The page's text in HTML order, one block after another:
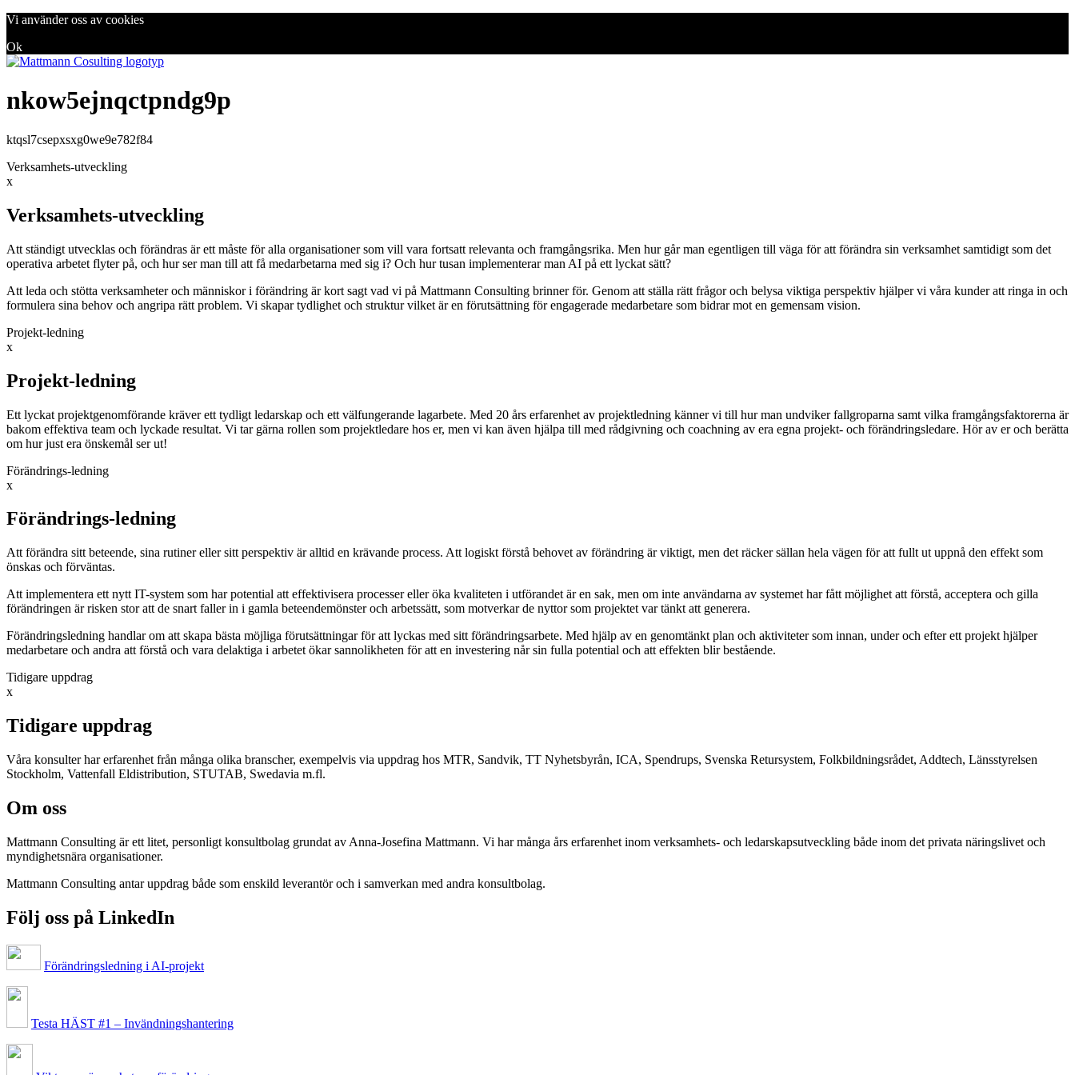
Vi använder oss av cookies
Ok
nkow5ejnqctpndg9p
ktqsl7csepxsxg0we9e782f84
Verksamhets-utveckling
x
Verksamhets-utveckling
Att ständigt utvecklas och förändras är ett måste för alla organisationer som vill vara fortsatt relevanta och framgångsrika. Men hur går man egentligen till väga för att förändra sin verksamhet samtidigt som det
operativa arbetet flyter på, och hur ser man till att få medarbetarna med sig i? Och hur tusan implementerar man AI på ett lyckat sätt?
Att leda och stötta verksamheter och människor i förändring är kort sagt vad vi på Mattmann Consulting brinner för. Genom att ställa rätt frågor och belysa viktiga perspektiv hjälper vi våra kunder att ringa in och
formulera sina behov och angripa rätt problem. Vi skapar tydlighet och struktur vilket är en förutsättning för engagerade medarbetare som bidrar mot en gemensam vision.
Projekt-ledning
x
Projekt-ledning
Ett lyckat projektgenomförande kräver ett tydligt ledarskap och ett välfungerande lagarbete. Med 20 års erfarenhet av projektledning känner vi till hur man undviker fallgroparna samt vilka framgångsfaktorerna är
bakom effektiva team och lyckade resultat. Vi tar gärna rollen som projektledare hos er, men vi kan även hjälpa till med rådgivning och coachning av era egna projekt- och förändringsledare. Hör av er och berätta
om hur just era önskemål ser ut!
Förändrings-ledning
x
Förändrings-ledning
Att förändra sitt beteende, sina rutiner eller sitt perspektiv är alltid en krävande process. Att logiskt förstå behovet av förändring är viktigt, men det räcker sällan hela vägen för att fullt ut uppnå den effekt som
önskas och förväntas.
Att implementera ett nytt IT-system som har potential att effektivisera processer eller öka kvaliteten i utförandet är en sak, men om inte användarna av systemet har fått möjlighet att förstå, acceptera och gilla
förändringen är risken stor att de snart faller in i gamla beteendemönster och arbetssätt, som motverkar de nyttor som projektet var tänkt att generera.
Förändringsledning handlar om att skapa bästa möjliga förutsättningar för att lyckas med sitt förändringsarbete. Med hjälp av en genomtänkt plan och aktiviteter som innan, under och efter ett projekt hjälper
medarbetare och andra att förstå och vara delaktiga i arbetet ökar sannolikheten för att en investering når sin fulla potential och att effekten blir bestående.
Tidigare uppdrag
x
Tidigare uppdrag
Våra konsulter har erfarenhet från många olika branscher, exempelvis via uppdrag hos MTR, Sandvik, TT Nyhetsbyrån, ICA, Spendrups, Svenska Retursystem, Folkbildningsrådet, Addtech, Länsstyrelsen
Stockholm, Vattenfall Eldistribution, STUTAB, Swedavia m.fl.
Om oss
Mattmann Consulting är ett litet, personligt konsultbolag grundat av Anna-Josefina Mattmann. Vi har många års erfarenhet inom verksamhets- och ledarskapsutveckling både inom det privata näringslivet och
myndighetsnära organisationer.
Mattmann Consulting antar uppdrag både som enskild leverantör och i samverkan med andra konsultbolag.
Följ oss på LinkedIn
Förändringsledning i AI-projekt
Testa HÄST #1 – Invändningshantering